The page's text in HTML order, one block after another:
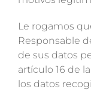
Le rogamos
Responsable
de sus datos
artículo 16 de
los datos